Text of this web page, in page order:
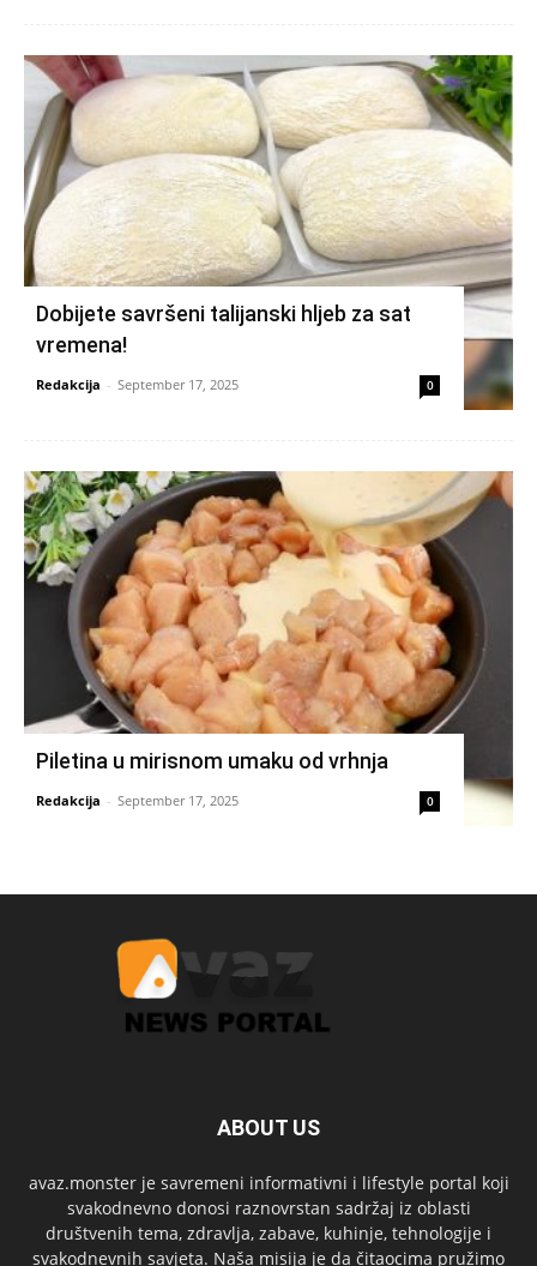
Dobijete savršeni talijanski hljeb za sat
vremena!
Redakcija - September 17, 2025 0
Piletina u mirisnom umaku od vrhnja
Redakcija - September 17, 2025 0
ABOUT US
avaz.monster je savremeni informativni i lifestyle portal koji
svakodnevno donosi raznovrstan sadržaj iz oblasti
društvenih tema, zdravlja, zabave, kuhinje, tehnologije i
svakodnevnih savjeta. Naša misija je da čitaocima pružimo